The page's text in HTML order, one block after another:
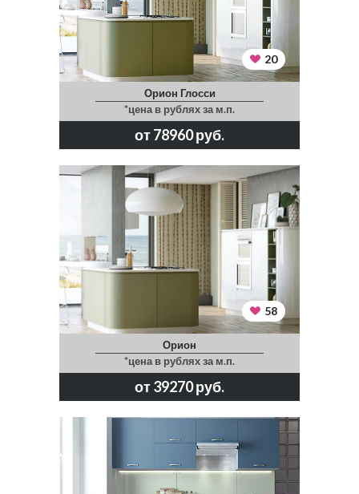
20
Орион Глосси
*цена в рублях за м.п.
от 78960 руб.
58
Орион
*цена в рублях за м.п.
от 39270 руб.